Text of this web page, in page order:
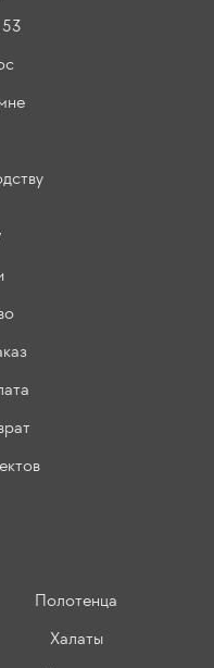
Полотенца
Халаты